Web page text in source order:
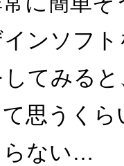
ンソフ
てみる
思うくら
らない…